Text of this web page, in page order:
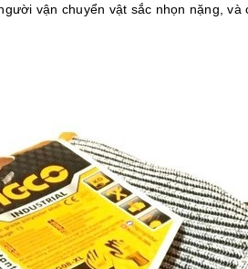
vận chuyển vật sắc nhọn nặng,